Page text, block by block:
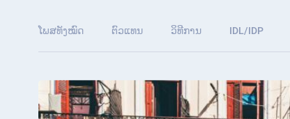
ໂພສທັງໝົດ ຕົວແທນ ວິທີການ IDL/IDP